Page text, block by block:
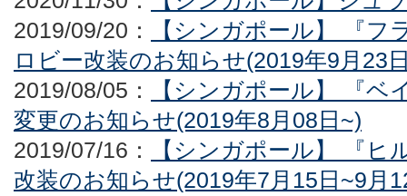
2019/09/20：
【シンガポール】 『フ
ロビー改装のお知らせ(2019年9月23
2019/08/05：
【シンガポール】 『ベ
変更のお知らせ(2019年8月08日~)
2019/07/16：
【シンガポール】 『ヒ
改装のお知らせ(2019年7月15日~9月